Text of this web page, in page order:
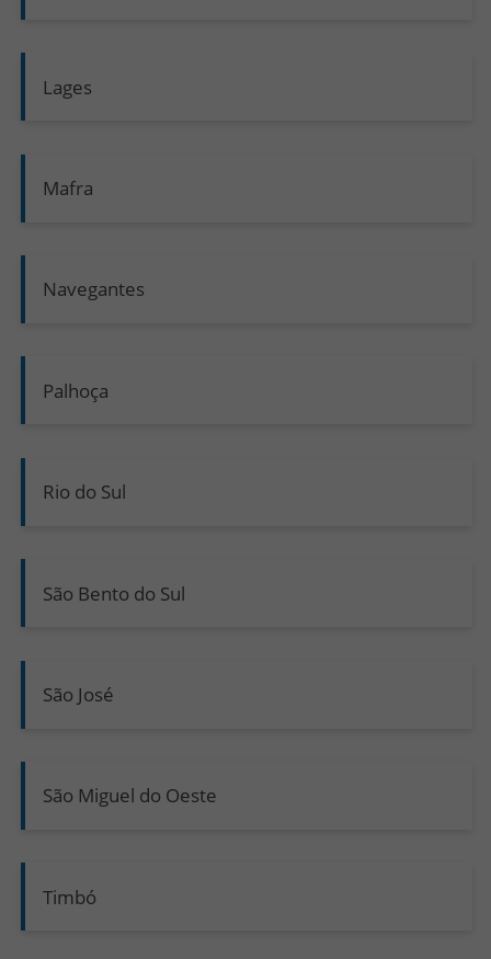
Lages
Mafra
Navegantes
Palhoça
Rio do Sul
São Bento do Sul
São José
São Miguel do Oeste
Timbó